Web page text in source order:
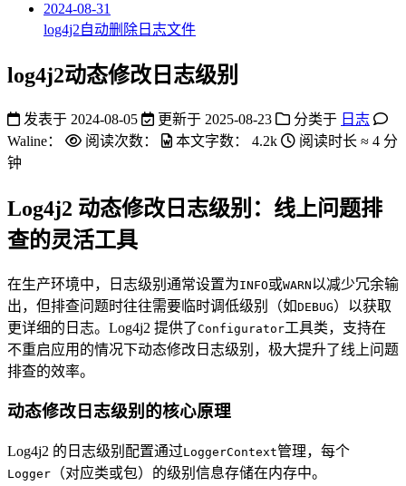
2024-08-31
log4j2自动删除日志文件
log4j2动态修改日志级别
发表于 2024-08-05 更新于 2025-08-23 分类于 日志
Waline：
阅读次数： 本文字数： 4.2k 阅读时长 ≈ 4 分
钟
Log4j2 动态修改日志级别：线上问题排
查的灵活工具
在生产环境中，日志级别通常设置为INFO或WARN以减少冗余输
出，但排查问题时往往需要临时调低级别（如DEBUG）以获取
更详细的日志。Log4j2 提供了Configurator工具类，支持在
不重启应用的情况下动态修改日志级别，极大提升了线上问题
排查的效率。
动态修改日志级别的核心原理
Log4j2 的日志级别配置通过LoggerContext管理，每个
Logger （对应类或包）的级别信息存储在内存中。